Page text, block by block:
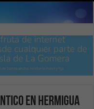
en Hermigua